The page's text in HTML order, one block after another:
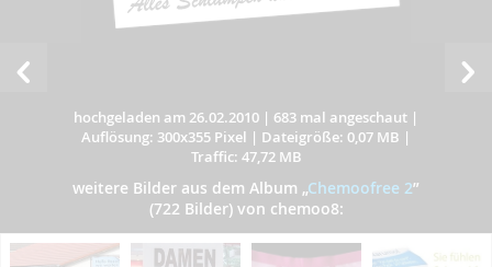
hochgeladen am 26.02.2010 | 683 mal angeschaut |
Auflösung: 300x355 Pixel | Dateigröße: 0,07 MB |
Traffic: 47,72 MB
weitere Bilder aus dem Album „Chemoofree 2”
(722 Bilder) von chemoo8: